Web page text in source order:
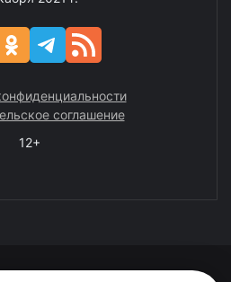
соглашение
12+